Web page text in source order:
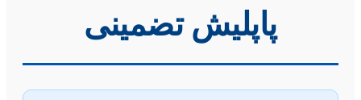
پاپلیش تضمینی